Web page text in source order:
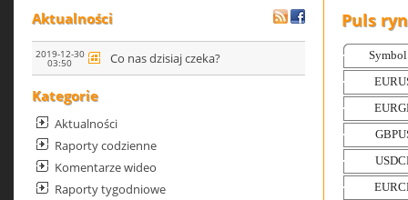
Aktualności
2019-12-30
03:50 Co nas dzisiaj czeka?
Kategorie
Aktualności
Raporty codzienne
Komentarze wideo
Raporty tygodniowe
Puls